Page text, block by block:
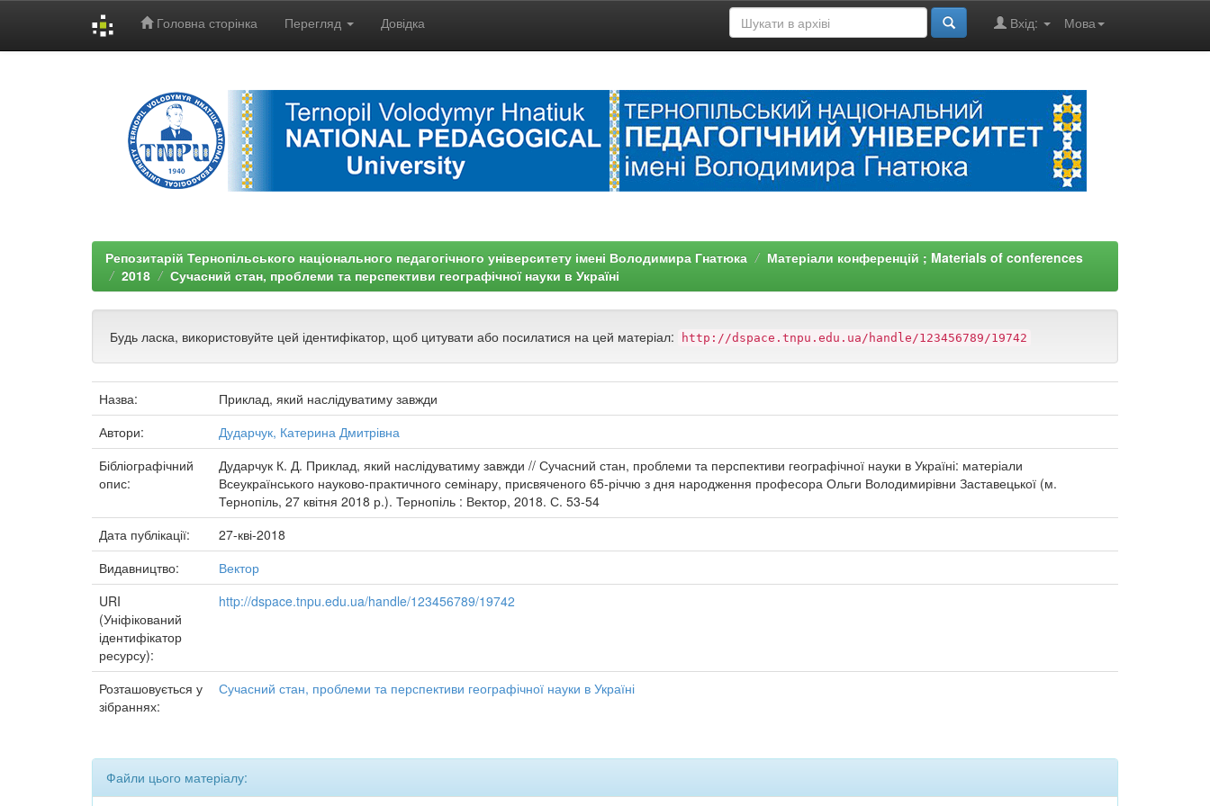
Головна сторінка Перегляд Довідка Мова
Вхід:
Репозитарій Тернопільського національного педагогічного університету імені Володимира Гнатюка
Матеріали конференцій ; Materials of conferences
2018
Сучасний стан, проблеми та перспективи географічної науки в Україні
Будь ласка, використовуйте цей ідентифікатор, щоб цитувати або посилатися на цей матеріал: http://dspace.tnpu.edu.ua/handle/123456789/19742
Назва:
Приклад, який наслідуватиму завжди
Автори:
Дударчук, Катерина Дмитрівна
Бібліографічний
опис:
Дударчук К. Д. Приклад, який наслідуватиму завжди // Сучасний стан, проблеми та перспективи географічної науки в Україні: матеріали
Всеукраїнського науково-практичного семінару, присвяченого 65-річчю з дня народження професора Ольги Володимирівни Заставецької (м.
Тернопіль, 27 квітня 2018 р.). Тернопіль : Вектор, 2018. С. 53-54
Дата публікації:
27-кві-2018
Видавництво:
Вектор
URI
(Уніфікований
ідентифікатор
ресурсу):
http://dspace.tnpu.edu.ua/handle/123456789/19742
Розташовується у
зібраннях:
Сучасний стан, проблеми та перспективи географічної науки в Україні
Файли цього матеріалу: